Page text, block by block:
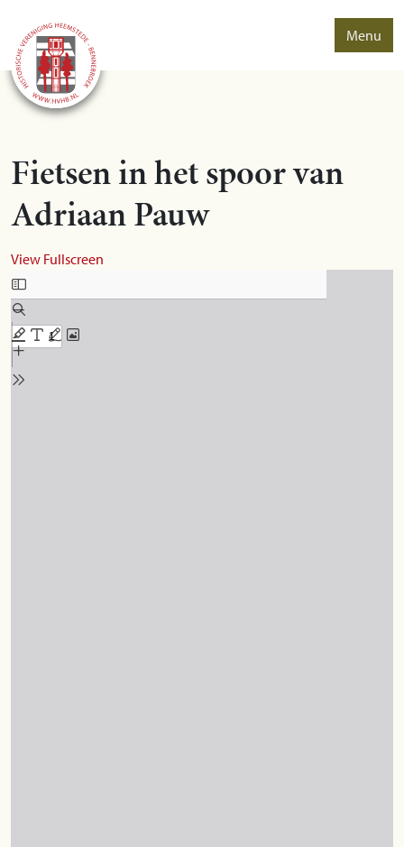
Menu
Fietsen in het spoor van
Adriaan Pauw
View Fullscreen
Skip to PDF content